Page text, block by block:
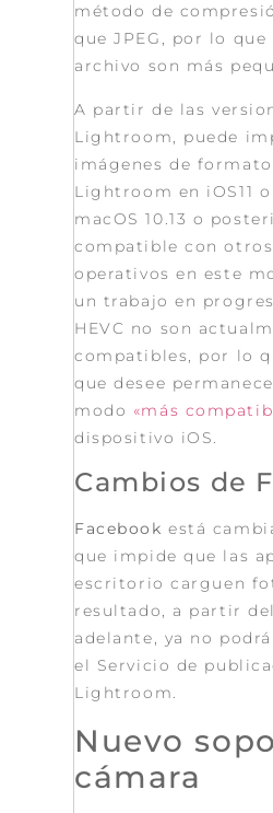
método de
que JPEG, por lo
archivo son más
A partir de las
Lightroom, puede
imágenes de
Lightroom en iOS11
macOS 10.13 o
compatible con
operativos en este
un trabajo en
HEVC no son
compatibles, por lo
que desee
modo «más
dispositivo iOS.
Cambios de
Facebook está
que impide que las
escritorio carguen
resultado, a partir
adelante, ya no
el Servicio de
Lightroom.
Nuevo
cámara